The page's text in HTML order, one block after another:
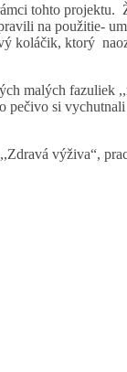
tohto
na použitie-
koláčik, ktorý
malých fazuliek
si
výživa“,